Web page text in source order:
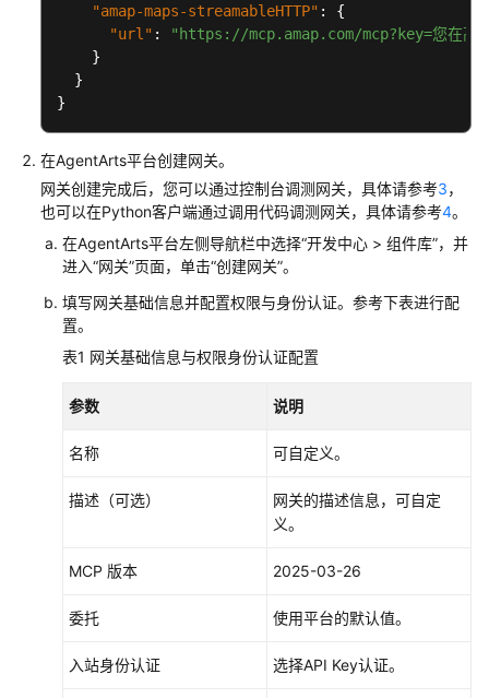
码
发
高
代
开
高
码
发
概
述
高
码
发
"amap-maps-streamableHTTP" :
{
"url" :
"https://mcp.amap.com/mcp?key=您在高
}
}
}
在AgentArts平台创建网关。
网关创建完成后，您可以通过控制台调测网关，具体请参考3，
也可以在Python客户端通过调用代码调测网关，具体请参考4。
在AgentArts平台左侧导航栏中选择“开发中心 > 组件库”，并
进入“网关”页面，单击“创建网关”。
填写网关基础信息并配置权限与身份认证。参考下表进行配
置。
表1 网关基础信息与权限身份认证配置
参数 说明
名称 可自定义。
描述（可选）
网关的描述信息，可自定
义。
MCP 版本 2025-03-26
委托 使用平台的默认值。
入站身份认证 选择API Key认证。